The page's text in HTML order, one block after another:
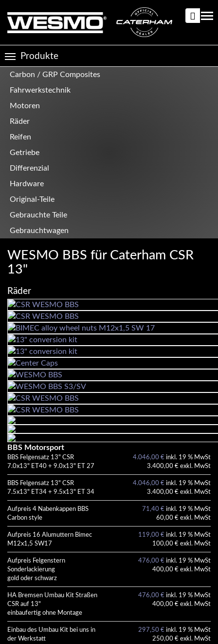
zum
Inhalt
Toggle
navigation
Produkte
Produktkategorien
Carbon / GRP Composites
Fahrwerkstechnik
Motoren
Räder
Reifen
Getriebe
Differenzial
Hardware
Original-Teile
Gebrauchte Teile
Gebrauchtwagen
WESMO BBS für Caterham CSR
13"
Räder
BBS Motorsport
BBS Felgensatz 13" CSR
7.0x13" ET40 + 9.0x13" ET 27
4.046,00 € inkl. 19 % MwSt
3.400,00 € exkl. MwSt
BBS Felgensatz 13" CSR
7.5x13" ET34 + 9.5x13" ET 34
4.046,00 € inkl. 19 % MwSt
3.400,00 € exkl. MwSt
Aufpreis 4 Nabenkappen BBS
Carbon style
71,40 € inkl. 19 % MwSt
60,00 € exkl. MwSt
Aufpreis 16 Alumuttern Bimec
M12x1,5 SW17
119,00 € inkl. 19 % MwSt
100,00 € exkl. MwSt
Aufpreis Felgenstern
Sonderlackierung
gold oder schwarz
476,00 € inkl. 19 % MwSt
400,00 € exkl. MwSt
HA Bremsen Umbau Kit Straßen
CSR auf 13"
einbaufertig ohne Montage
476,00 € inkl. 19 % MwSt
400,00 € exkl. MwSt
Einbau des Umbau Kit bei uns in
der Werkstatt
297,50 € inkl. 19 % MwSt
250,00 € exkl. MwSt